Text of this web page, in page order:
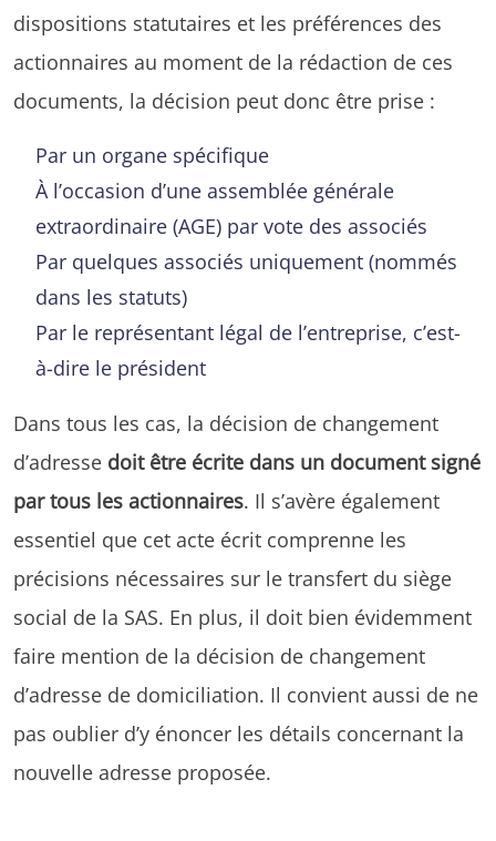
dispositions statutaires et les préférences des
actionnaires au moment de la rédaction de ces
documents, la décision peut donc être prise :
Par un organe spécifique
À l’occasion d’une assemblée générale
extraordinaire (AGE) par vote des associés
Par quelques associés uniquement (nommés
dans les statuts)
Par le représentant légal de l’entreprise, c’est-
à-dire le président
Dans tous les cas, la décision de changement
d’adresse doit être écrite dans un document signé
par tous les actionnaires. Il s’avère également
essentiel que cet acte écrit comprenne les
précisions nécessaires sur le transfert du siège
social de la SAS. En plus, il doit bien évidemment
faire mention de la décision de changement
d’adresse de domiciliation. Il convient aussi de ne
pas oublier d’y énoncer les détails concernant la
nouvelle adresse proposée.